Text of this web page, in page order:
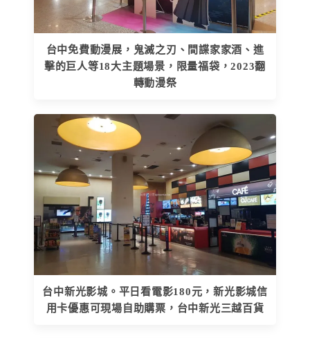
台中免費動漫展，鬼滅之刃、間諜家家酒、進
擊的巨人等18大主題場景，限量福袋，2023翻
轉動漫祭
台中新光影城。平日看電影180元，新光影城信
用卡優惠可現場自助購票，台中新光三越百貨